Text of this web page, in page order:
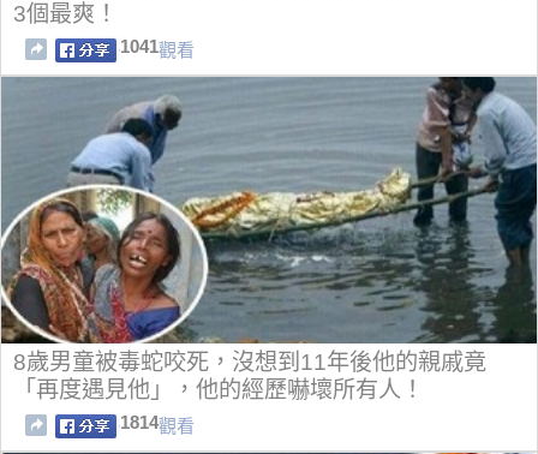
3個最爽！
1041觀看
8歲男童被毒蛇咬死，沒想到11年後他的親戚竟
「再度遇見他」，他的經歷嚇壞所有人！
1814觀看